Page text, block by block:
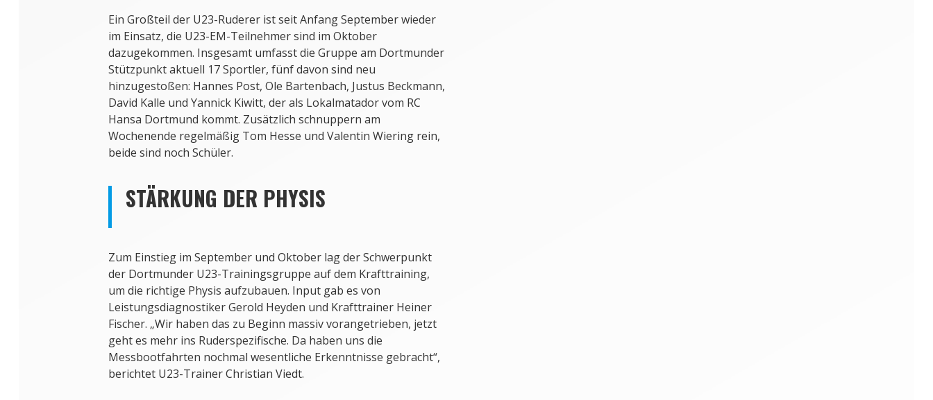
Ein Großteil der U23-Ruderer ist seit Anfang September wieder
im Einsatz, die U23-EM-Teilnehmer sind im Oktober
dazugekommen. Insgesamt umfasst die Gruppe am Dortmunder
Stützpunkt aktuell 17 Sportler, fünf davon sind neu
hinzugestoßen: Hannes Post, Ole Bartenbach, Justus Beckmann,
David Kalle und Yannick Kiwitt, der als Lokalmatador vom RC
Hansa Dortmund kommt. Zusätzlich schnuppern am
Wochenende regelmäßig Tom Hesse und Valentin Wiering rein,
beide sind noch Schüler.
STÄRKUNG DER PHYSIS
Zum Einstieg im September und Oktober lag der Schwerpunkt
der Dortmunder U23-Trainingsgruppe auf dem Krafttraining,
um die richtige Physis aufzubauen. Input gab es von
Leistungsdiagnostiker Gerold Heyden und Krafttrainer Heiner
Fischer. „Wir haben das zu Beginn massiv vorangetrieben, jetzt
geht es mehr ins Ruderspezifische. Da haben uns die
Messbootfahrten nochmal wesentliche Erkenntnisse gebracht“,
berichtet U23-Trainer Christian Viedt.